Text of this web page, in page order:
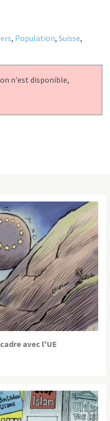
, Population, Suisse,
n'est disponible,
avec l'UE